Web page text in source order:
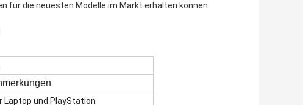
für die neuesten Modelle im Markt erhalten können.
Laptop und PlayStation